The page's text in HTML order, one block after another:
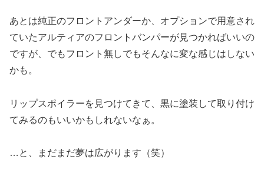
あとは純正のフロントアンダーか、オプションで用意され
ていたアルティアのフロントバンパーが見つかればいいの
ですが、でもフロント無しでもそんなに変な感じはしない
かも。
リップスポイラーを見つけてきて、黒に塗装して取り付け
てみるのもいいかもしれないなぁ。
…と、まだまだ夢は広がります（笑）